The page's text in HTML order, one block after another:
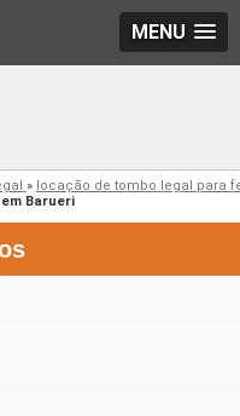
MENU
» locação de tombo legal para
Barueri